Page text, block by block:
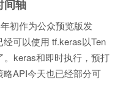
间轴
初作为公众预览版发
可以使用 tf.keras以Ten
。keras和即时执行，预打
API今天也已经部分可